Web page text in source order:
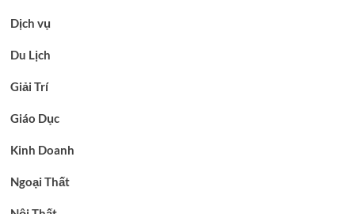
Dịch vụ
Du Lịch
Giải Trí
Giáo Dục
Kinh Doanh
Ngoại Thất